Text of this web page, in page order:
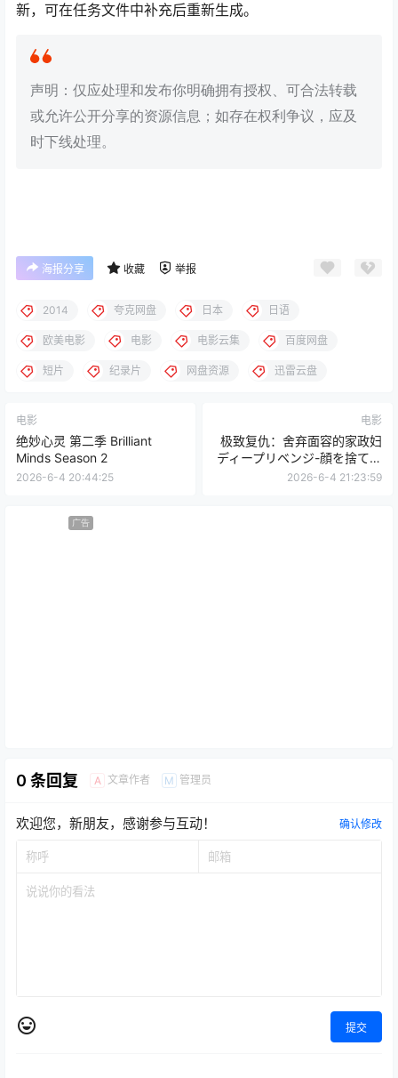
新，可在任务文件中补充后重新生成。
声明：仅应处理和发布你明确拥有授权、可合法转载
或允许公开分享的资源信息；如存在权利争议，应及
时下线处理。
海报分享 收藏 举报
2014 夸克网盘 日本 日语
欧美电影 电影 电影云集 百度网盘
短片 纪录片 网盘资源 迅雷云盘
电影
绝妙心灵 第二季 Brilliant
Minds Season 2
2026-6-4 20:44:25
电影
极致复仇：舍弃面容的家政妇
ディープリベンジ-顔を捨てた
家政婦- / Deep Revenge:
2026-6-4 21:23:59
广告
0 条回复 A 文章作者 M 管理员
欢迎您，新朋友，感谢参与互动！ 确认修改
提交